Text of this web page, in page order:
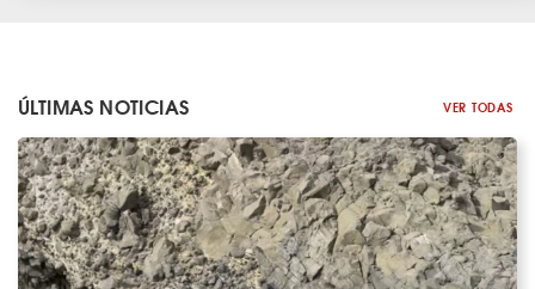
ÚLTIMAS NOTICIAS VER TODAS